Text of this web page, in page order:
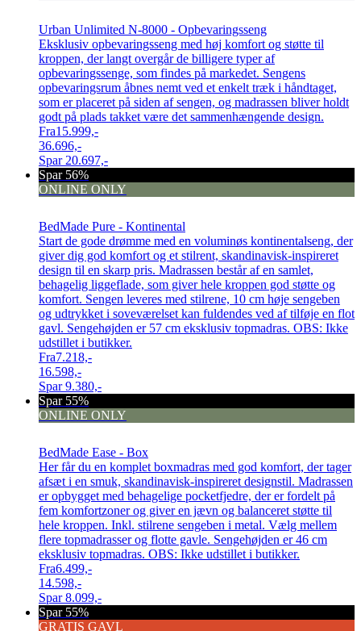
Urban Unlimited N-8000 - Opbevaringsseng
Eksklusiv opbevaringsseng med høj komfort og støtte til
kroppen, der langt overgår de billigere typer af
opbevaringssenge, som findes på markedet. Sengens
opbevaringsrum åbnes nemt ved et enkelt træk i håndtaget,
som er placeret på siden af sengen, og madrassen bliver holdt
godt på plads takket være det sammenhængende design.
Fra15.999,-
36.696,-
Spar 20.697,-
Spar 56%
ONLINE ONLY
BedMade Pure - Kontinental
Start de gode drømme med en voluminøs kontinentalseng, der
giver dig god komfort og et stilrent, skandinavisk-inspireret
design til en skarp pris. Madrassen består af en samlet,
behagelig liggeflade, som giver hele kroppen god støtte og
komfort. Sengen leveres med stilrene, 10 cm høje sengeben
og udtrykket i soveværelset kan fuldendes ved af tilføje en flot
gavl. Sengehøjden er 57 cm eksklusiv topmadras. OBS: Ikke
udstillet i butikker.
Fra7.218,-
16.598,-
Spar9.380,-
Spar 55%
ONLINE ONLY
BedMade Ease - Box
Her får du en komplet boxmadras med god komfort, der tager
afsæt i en smuk, skandinavisk-inspireret designstil. Madrassen
er opbygget med behagelige pocketfjedre, der er fordelt på
fem komfortzoner og giver en jævn og balanceret støtte til
hele kroppen. Inkl. stilrene sengeben i metal. Vælg mellem
flere topmadrasser og flotte gavle. Sengehøjden er 46 cm
eksklusiv topmadras. OBS: Ikke udstillet i butikker.
Fra6.499,-
14.598,-
Spar8.099,-
Spar 55%
GRATIS GAVL